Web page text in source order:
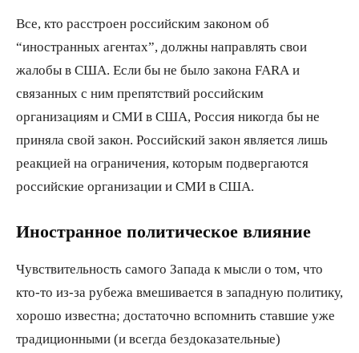
Все, кто расстроен российским законом об
“иностранных агентах”, должны направлять свои
жалобы в США. Если бы не было закона FARA и
связанных с ним препятствий российским
организациям и СМИ в США, Россия никогда бы не
приняла свой закон. Российский закон является лишь
реакцией на ограничения, которым подвергаются
российские организации и СМИ в США.
Иностранное политическое влияние
Чувствительность самого Запада к мысли о том, что
кто-то из-за рубежа вмешивается в западную политику,
хорошо известна; достаточно вспомнить ставшие уже
традиционными (и всегда бездоказательные)